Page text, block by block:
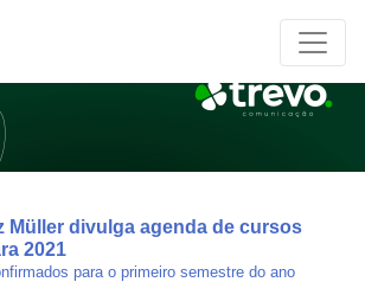
Müller divulga agenda de cursos
2021
para o primeiro semestre do ano